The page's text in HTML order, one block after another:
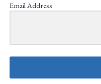
Email Address